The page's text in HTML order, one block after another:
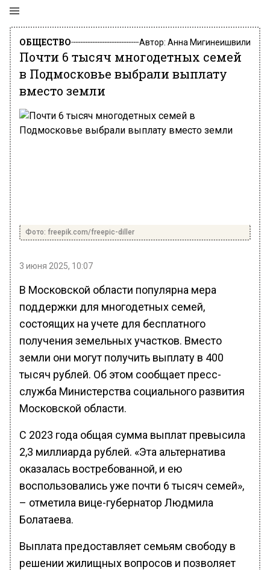
ОБЩЕСТВО Автор: Анна Мигинеишвили
Почти 6 тысяч многодетных семей
в Подмосковье выбрали выплату
вместо земли
Фото: freepik.com/freepic-diller
3 июня 2025, 10:07
В Московской области популярна мера
поддержки для многодетных семей,
состоящих на учете для бесплатного
получения земельных участков. Вместо
земли они могут получить выплату в 400
тысяч рублей. Об этом сообщает пресс-
служба Министерства социального развития
Московской области.
С 2023 года общая сумма выплат превысила
2,3 миллиарда рублей. «Эта альтернатива
оказалась востребованной, и ею
воспользовались уже почти 6 тысяч семей»,
– отметила вице-губернатор Людмила
Болатаева.
Выплата предоставляет семьям свободу в
решении жилищных вопросов и позволяет